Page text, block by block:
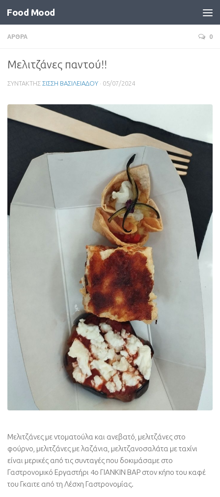
Food Mood
ΑΡΘΡΑ 0
Μελιτζάνες παντού!!
ΣΥΝΤΑΚΤΗΣ ΣΙΣΣΗ ΒΑΣΙΛΕΙΑΔΟΥ · 05/07/2024
Μελιτζάνες με ντοματούλα και ανεβατό, μελιτζάνες στο
φούρνο, μελιτζάνες με λαζάνια, μελιτζανοσαλάτα με ταχίνι
είναι μερικές από τις συνταγές που δοκιμάσαμε στο
Γαστρονομικό Εργαστήρι 4ο ΓΙΑΝΚΙΝ ΒΑΡ στον κήπο του καφέ
του Γκαιτε από τη Λέσχη Γαστρονομίας.